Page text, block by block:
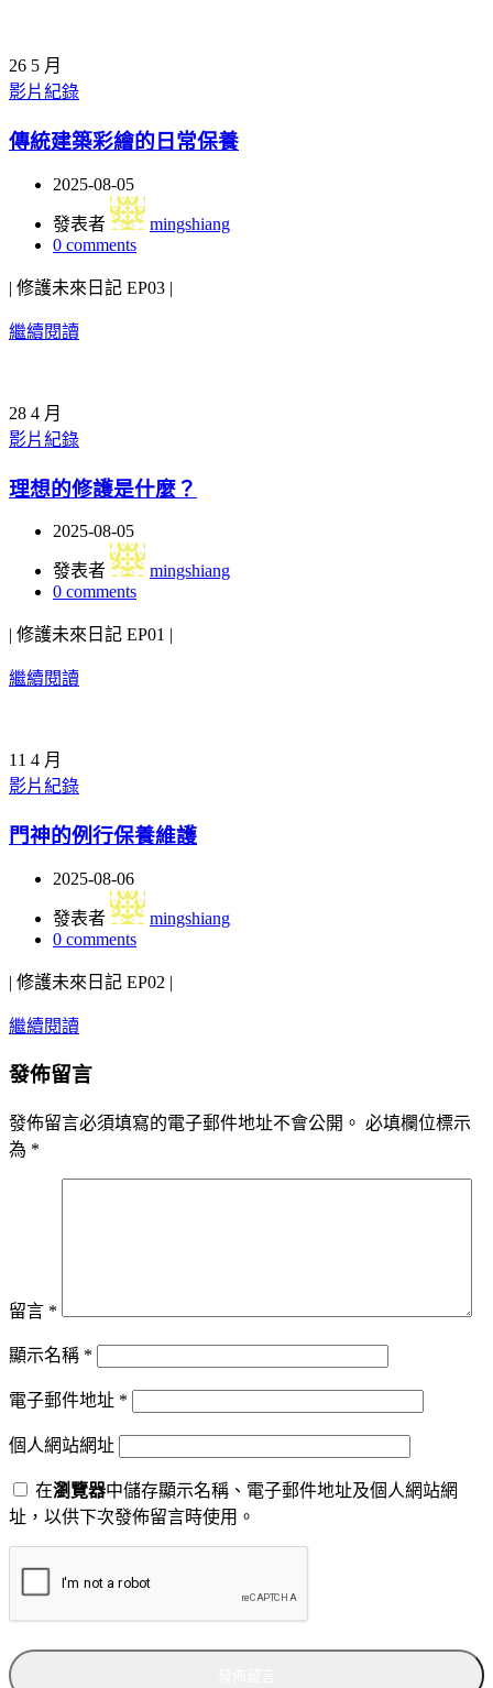
26 5 月
影片紀錄
傳統建築彩繪的日常保養
2025-08-05
發表者
mingshiang
0 comments
| 修護未來日記 EP03 |
繼續閱讀
28 4 月
影片紀錄
理想的修護是什麼？
2025-08-05
發表者
mingshiang
0 comments
| 修護未來日記 EP01 |
繼續閱讀
11 4 月
影片紀錄
門神的例行保養維護
2025-08-06
發表者
mingshiang
0 comments
| 修護未來日記 EP02 |
繼續閱讀
發佈留言
發佈留言必須填寫的電子郵件地址不會公開。 必填欄位標示
為 *
留言 *
顯示名稱 *
電子郵件地址 *
個人網站網址
在瀏覽器中儲存顯示名稱、電子郵件地址及個人網站網
址，以供下次發佈留言時使用。